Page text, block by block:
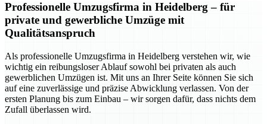
Professionelle Umzugsfirma in Heidelberg – für
private und gewerbliche Umzüge mit
Qualitätsanspruch
Als professionelle Umzugsfirma in Heidelberg verstehen wir, wie
wichtig ein reibungsloser Ablauf sowohl bei privaten als auch
gewerblichen Umzügen ist. Mit uns an Ihrer Seite können Sie sich
auf eine zuverlässige und präzise Abwicklung verlassen. Von der
ersten Planung bis zum Einbau – wir sorgen dafür, dass nichts dem
Zufall überlassen wird.